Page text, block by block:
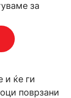
за
и ќе ги
поврзани